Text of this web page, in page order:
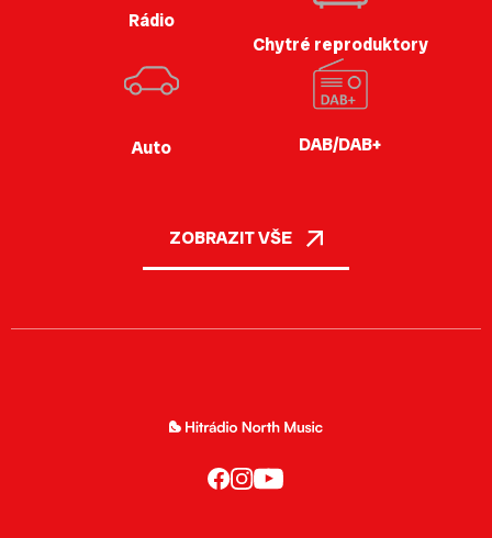
Rádio
Chytré reproduktory
Auto DAB/DAB+
ZOBRAZIT VŠE